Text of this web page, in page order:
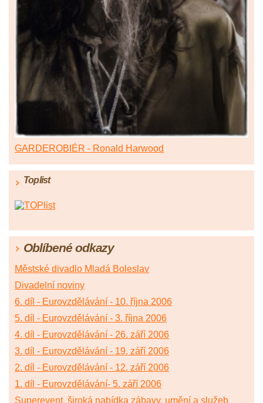
GARDEROBIÉR - Ronald Harwood
Toplist
Oblíbené odkazy
Městské divadlo Mladá Boleslav
Divadelní noviny
6. díl - Eurovzdělávání - 10. října 2006
5. díl - Eurovzdělávání - 3. října 2006
4. díl - Eurovzdělávání - 26. září 2006
3. díl - Eurovzdělávání - 19. září 2006
2. díl - Eurovzdělávání - 12. září 2006
1. díl - Eurovzdělávání- 5. září 2006
Superevent, široká nabídka zábavy, umění a služeb